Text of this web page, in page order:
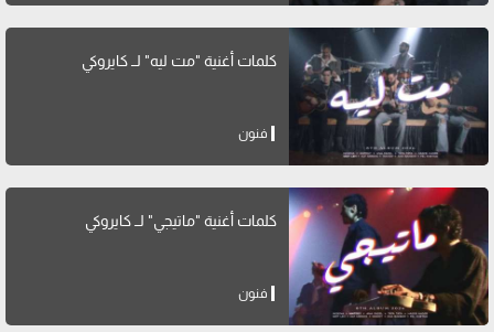
كلمات أغنية "مت ليه" لــ كايروكي
فنون
كلمات أغنية "ماتيجي" لــ كايروكي
فنون